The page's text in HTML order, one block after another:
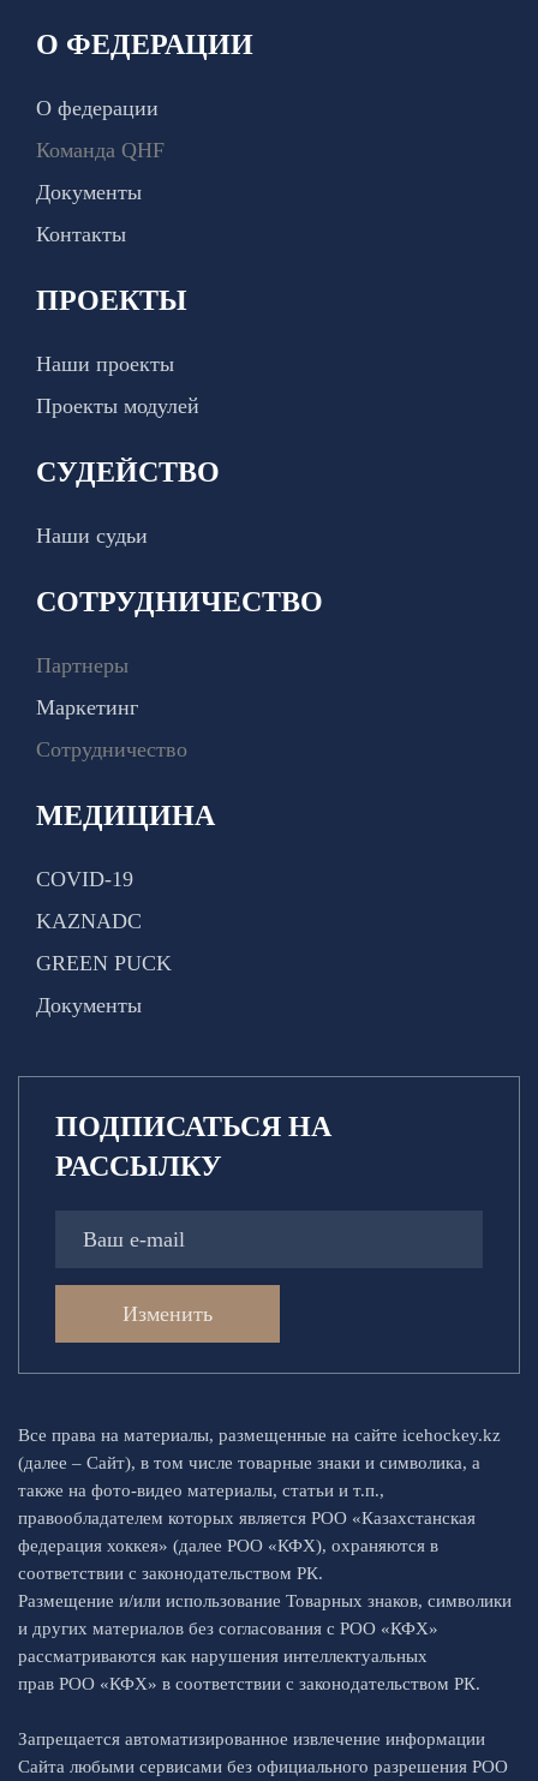
О ФЕДЕРАЦИИ
О федерации
Команда QHF
Документы
Контакты
ПРОЕКТЫ
Наши проекты
Проекты модулей
СУДЕЙСТВО
Наши судьи
СОТРУДНИЧЕСТВО
Партнеры
Маркетинг
Сотрудничество
МЕДИЦИНА
COVID-19
KAZNADC
GREEN PUCK
Документы
ПОДПИСАТЬСЯ НА
РАССЫЛКУ
Изменить
Все права на материалы, размещенные на сайте icehockey.kz
(далее – Сайт), в том числе товарные знаки и символика, а
также на фото-видео материалы, статьи и т.п.,
правообладателем которых является РОО «Казахстанская
федерация хоккея» (далее РОО «КФХ), охраняются в
соответствии с законодательством РК.
Размещение и/или использование Товарных знаков, символики
и других материалов без согласования с РОО «КФХ»
рассматриваются как нарушения интеллектуальных
прав РОО «КФХ» в соответствии с законодательством РК.
Запрещается автоматизированное извлечение информации
Сайта любыми сервисами без официального разрешения РОО